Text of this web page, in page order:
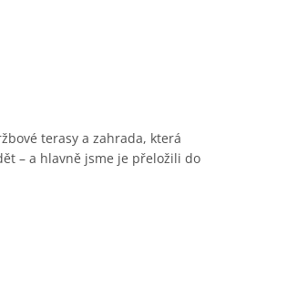
terasy a zahrada, která
– a hlavně jsme je přeložili do